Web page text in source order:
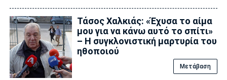
Τάσος Χαλκιάς: «Έχυσα το αίμα
μου για να κάνω αυτό το σπίτι»
– Η συγκλονιστική μαρτυρία του
ηθοποιού
Μετάβαση